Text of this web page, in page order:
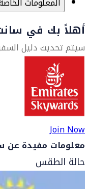
أهلاً بك في
سيتم تحديث دليل
Join Now
معلومات مفيدة عن
حالة الطقس